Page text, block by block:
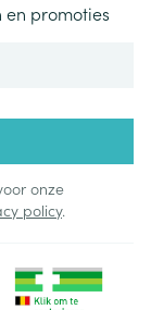
promoties
onze
policy.